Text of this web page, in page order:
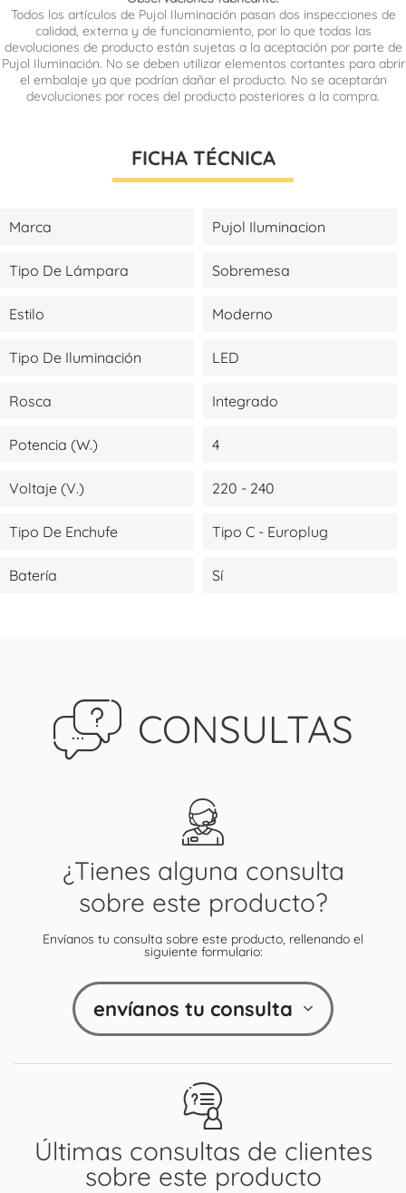
Todos los artículos de Pujol Iluminación pasan dos inspecciones de
calidad, externa y de funcionamiento, por lo que todas las
devoluciones de producto están sujetas a la aceptación por parte de
Pujol Iluminación. No se deben utilizar elementos cortantes para abrir
el embalaje ya que podrían dañar el producto. No se aceptarán
devoluciones por roces del producto posteriores a la compra.
FICHA TÉCNICA
Marca Pujol Iluminacion
Tipo De Lámpara Sobremesa
Estilo Moderno
Tipo De Iluminación LED
Rosca Integrado
Potencia (W.) 4
Voltaje (V.) 220 - 240
Tipo De Enchufe Tipo C - Europlug
Batería Sí
CONSULTAS
Últimas consultas de clientes
sobre este producto
¿Tienes alguna consulta
sobre este producto?
Envíanos tu consulta sobre este producto, rellenando el
siguiente formulario:
envíanos tu consulta